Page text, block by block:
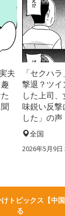
夫
「セクハ
撃退？ツ
した上司
味鋭い反撃
した」の声
全国
2026年5月9日
トピックス【中
る